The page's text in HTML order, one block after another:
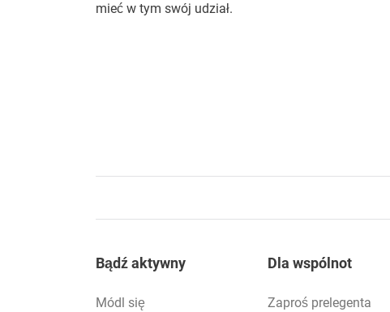
mieć w tym swój udział.
Footer
Bądź aktywny
Módl się
Dla wspólnot
Zaproś prelegenta